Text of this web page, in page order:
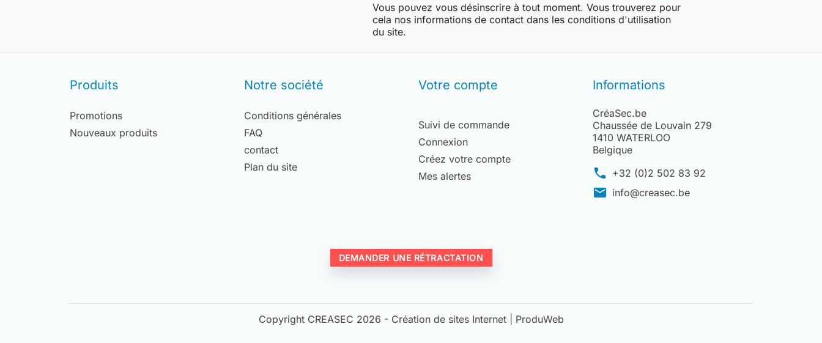
Vous pouvez vous désinscrire à tout moment. Vous trouverez pour
cela nos informations de contact dans les conditions d'utilisation
du site.
Produits
Promotions
Nouveaux produits
Notre société
Conditions générales
FAQ
contact
Plan du site
Votre compte
Suivi de commande
Connexion
Créez votre compte
Mes alertes
Informations
CréaSec.be
Chaussée de Louvain 279
1410 WATERLOO
Belgique
phone +32 (0)2 502 83 92
mail info@creasec.be
DEMANDER UNE RÉTRACTATION
Copyright CREASEC 2026 - Création de sites Internet | ProduWeb